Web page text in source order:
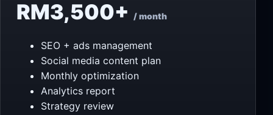
RM3,500+ / month
SEO + ads management
Social media content plan
Monthly optimization
Analytics report
Strategy review